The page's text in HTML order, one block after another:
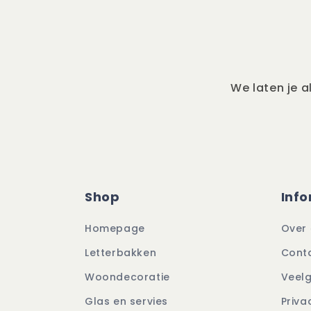
We laten je
Shop
Homepage
Letterbakken
Woondecoratie
Glas en servies
Over